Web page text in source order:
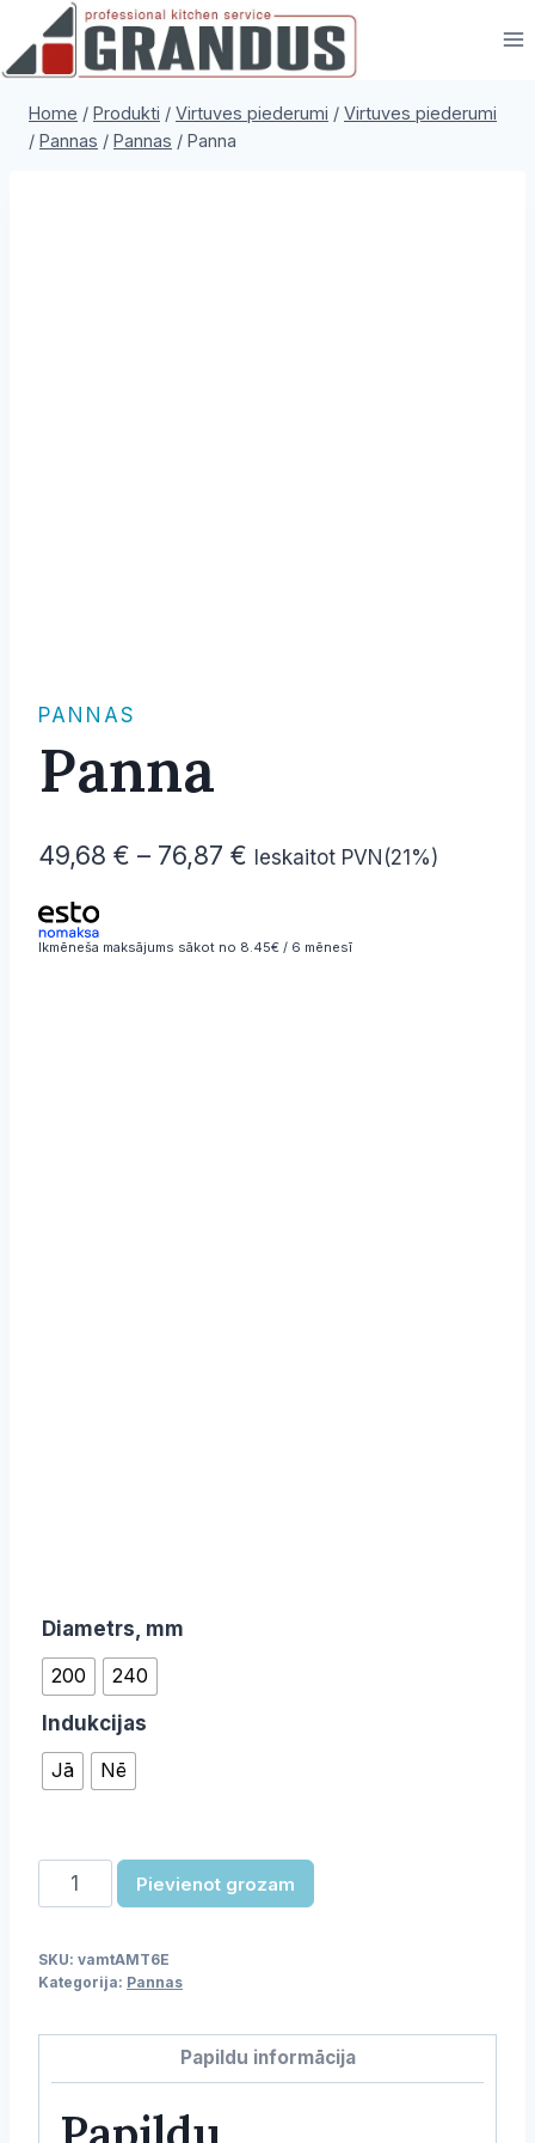
content
Home / Produkti / Virtuves piederumi / Virtuves piederumi
/ Pannas / Pannas / Panna
PANNAS
Panna
49,68 € – 76,87 € Price
49,68 €
Ieskaitot PVN(21%)
Ikmēneša maksājums sākot no 8.45€ / 6 mēnesī
Diametrs, mm
200
240
Indukcijas
Jā
Nē
Panna
daudzums
Pievienot grozam
SKU: vamtAMT6E
Kategorija: Pannas
Papildu informācija